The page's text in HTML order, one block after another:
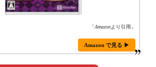
「Amazonより引用」
Amazon で見る ▶